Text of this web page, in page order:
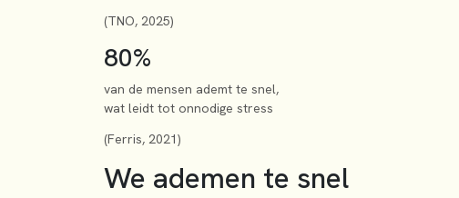
(TNO, 2025)
80%
van de mensen ademt te snel,
wat leidt tot onnodige stress
(Ferris, 2021)
We ademen te snel